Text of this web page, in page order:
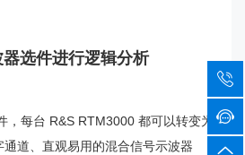
选件进行逻辑分析
，每台 R&S RTM3000 都可以转变为
道、直观易用的混合信号示波器